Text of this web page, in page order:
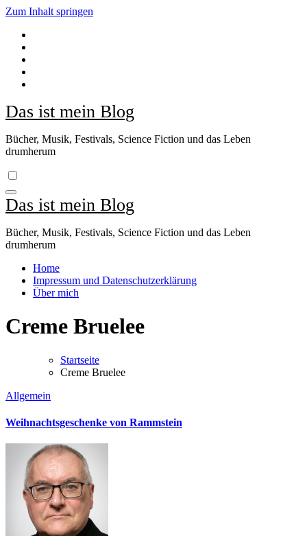
Zum Inhalt springen
Das ist mein Blog
Bücher, Musik, Festivals, Science Fiction und das Leben
drumherum
Das ist mein Blog
Bücher, Musik, Festivals, Science Fiction und das Leben
drumherum
Home
Impressum und Datenschutzerklärung
Über mich
Creme Bruelee
Startseite
Creme Bruelee
Allgemein
Weihnachtsgeschenke von Rammstein